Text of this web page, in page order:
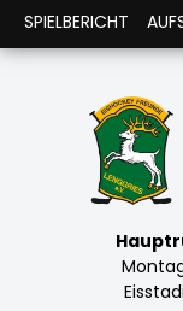
SPIELBERICHT